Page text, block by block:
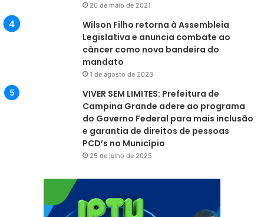
20 de maio de 2021
Wilson Filho retorna à Assembleia
Legislativa e anuncia combate ao
câncer como nova bandeira do
mandato
1 de agosto de 2023
VIVER SEM LIMITES: Prefeitura de
Campina Grande adere ao programa
do Governo Federal para mais inclusão
e garantia de direitos de pessoas
PCD’s no Município
25 de julho de 2025